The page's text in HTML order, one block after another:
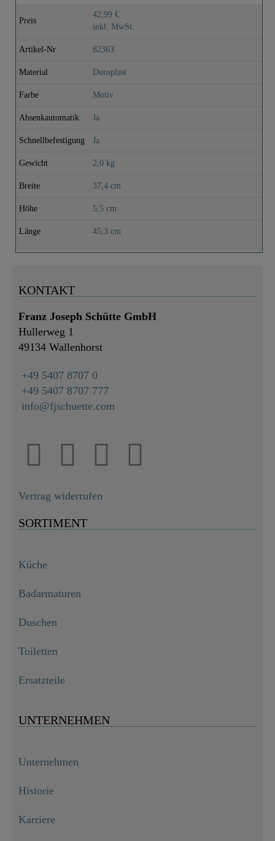
Preis
42,99 €
inkl. MwSt.
Artikel-Nr 82363
Material Duroplast
Farbe Motiv
Absenkautomatik Ja
Schnellbefestigung Ja
Gewicht 2,0 kg
Breite 37,4 cm
Höhe 5,5 cm
Länge 45,3 cm
KONTAKT
Franz Joseph Schütte GmbH
Hullerweg 1
49134 Wallenhorst
+49 5407 8707 0
+49 5407 8707 777
info@fjschuette.com
Vertrag widerrufen
SORTIMENT
Küche
Badarmaturen
Duschen
Toiletten
Ersatzteile
UNTERNEHMEN
Unternehmen
Historie
Karriere